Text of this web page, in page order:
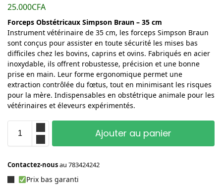
25.000CFA
Forceps Obstétricaux Simpson Braun – 35 cm
Instrument vétérinaire de 35 cm, les forceps Simpson Braun
sont conçus pour assister en toute sécurité les mises bas
difficiles chez les bovins, caprins et ovins. Fabriqués en acier
inoxydable, ils offrent robustesse, précision et une bonne
prise en main. Leur forme ergonomique permet une
extraction contrôlée du fœtus, tout en minimisant les risques
pour la mère. Indispensables en obstétrique animale pour les
vétérinaires et éleveurs expérimentés.
Ajouter au panier
Contactez-nousau 783424242
Prix bas garanti